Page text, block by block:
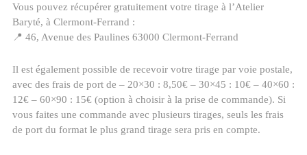
Vous pouvez récupérer gratuitement votre tirage à l’Atelier
Baryté, à Clermont-Ferrand :
📍 46, Avenue des Paulines 63000 Clermont-Ferrand
Il est également possible de recevoir votre tirage par voie postale,
avec des frais de port de – 20×30 : 8,50€ – 30×45 : 10€ – 40×60 :
12€ – 60×90 : 15€ (option à choisir à la prise de commande). Si
vous faites une commande avec plusieurs tirages, seuls les frais
de port du format le plus grand tirage sera pris en compte.